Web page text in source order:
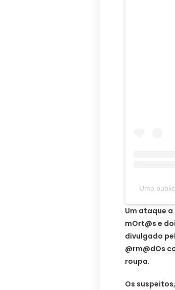
Uma
Um ataque
mOrt@s e
divulgado
@rm@dOs
roupa.
Os